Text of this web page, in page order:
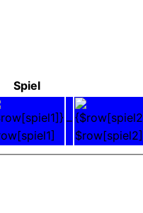
Spiel
–
$row[spiel2]